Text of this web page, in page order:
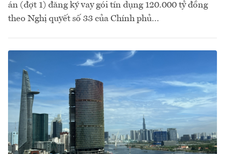
án (đợt 1) đăng ký vay gói tín dụng 120.000 tỷ đồng
theo Nghị quyết số 33 của Chính phủ…